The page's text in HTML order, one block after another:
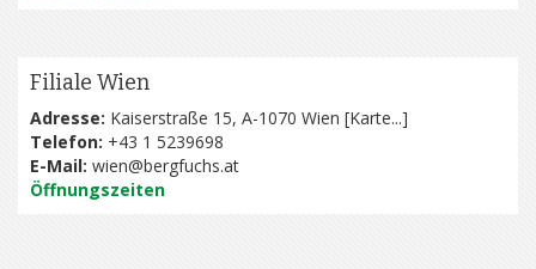
Filiale Wien
Adresse: Kaiserstraße 15, A-1070 Wien [Karte...]
Telefon: +43 1 5239698
E-Mail: wien@bergfuchs.at
Öffnungszeiten